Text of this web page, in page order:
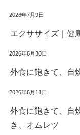
2026年7月9日
エクササイズ｜健
2026年6月30日
外食に飽きて、自
2026年6月11日
外食に飽きて、自
き、オムレツ